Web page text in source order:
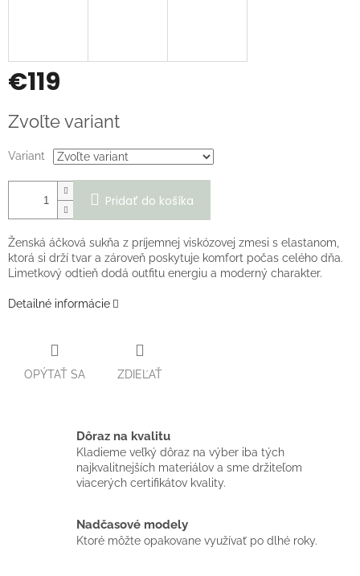
€119
cena:
Zvoľte variant
Variant
Pridať do košíka
Ženská áčková sukňa z príjemnej viskózovej zmesi s elastanom,
ktorá si drží tvar a zároveň poskytuje komfort počas celého dňa.
Limetkový odtieň dodá outfitu energiu a moderný charakter.
Detailné informácie
OPÝTAŤ SA ZDIEĽAŤ
Dôraz na kvalitu
Kladieme veľký dôraz na výber iba tých
najkvalitnejších materiálov a sme držiteľom
viacerých certifikátov kvality.
Nadčasové modely
Ktoré môžte opakovane využívať po dlhé roky.